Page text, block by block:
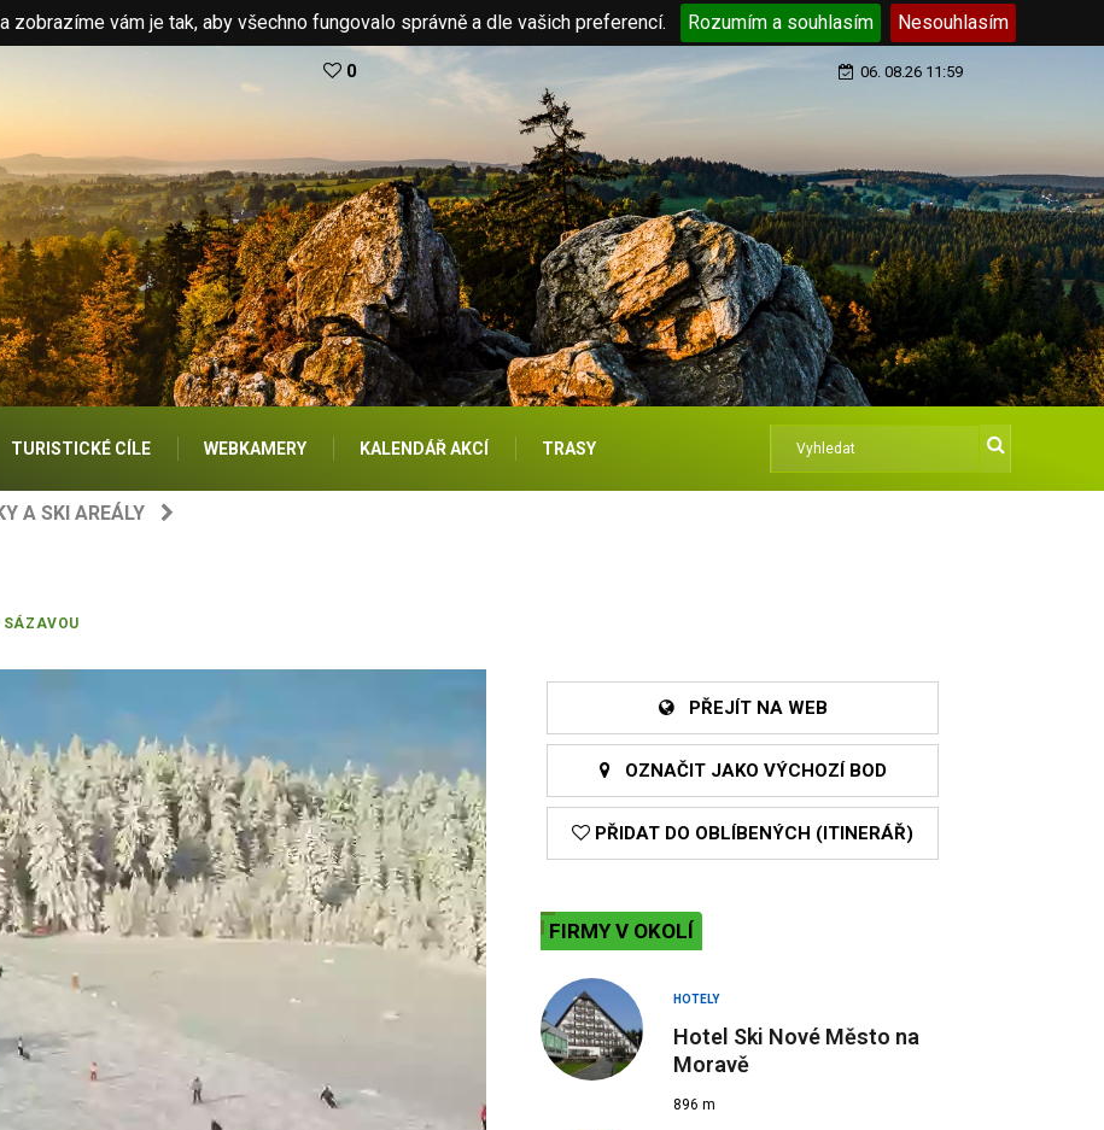
zobrazíme vám je tak, aby všechno fungovalo správně a dle vašich preferencí. Rozumím a souhlasím Nesouhlasím
0 06. 08.26 11:59
TURISTICKÉ CÍLE WEBKAMERY KALENDÁŘ AKCÍ TRASY
A SKI AREÁLY
SÁZAVOU
PŘEJÍT NA WEB
OZNAČIT JAKO VÝCHOZÍ BOD
PŘIDAT DO OBLÍBENÝCH (ITINERÁŘ)
FIRMY V OKOLÍ
HOTELY
Hotel Ski Nové Město na
Moravě
896 m